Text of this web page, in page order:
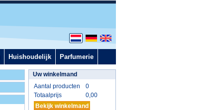
Huishoudelijk Parfumerie
Uw winkelmand
Aantal producten
0
Totaalprijs
0,00
Bekijk winkelmand